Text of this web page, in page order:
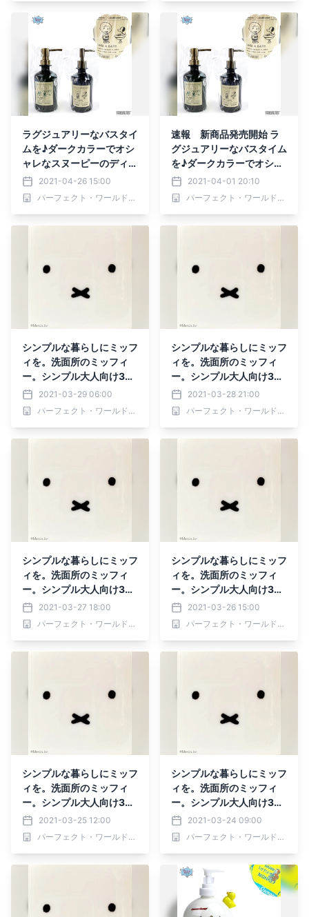
ラグジュアリーなバスタイ
ムを♪ダークカラーでオシ
ャレなスヌーピーのディス
ペンサー2021-04-26 15:00
パーフェクト・ワールド株式会社
速報 新商品発売開始 ラ
グジュアリーなバスタイム
を♪ダークカラーでオシャ
レなスヌーピーのディスペ
ンサー
2021-04-01 20:10
パーフェクト・ワールド株式会社
シンプルな暮らしにミッフ
ィを。洗面所のミッフィ
ー。シンプル大人向け3
選。2021-03-29 06:00
パーフェクト・ワールド株式会社
シンプルな暮らしにミッフ
ィを。洗面所のミッフィ
ー。シンプル大人向け3
選。2021-03-28 21:00
パーフェクト・ワールド株式会社
シンプルな暮らしにミッフ
ィを。洗面所のミッフィ
ー。シンプル大人向け3
選。2021-03-27 18:00
パーフェクト・ワールド株式会社
シンプルな暮らしにミッフ
ィを。洗面所のミッフィ
ー。シンプル大人向け3
選。2021-03-26 15:00
パーフェクト・ワールド株式会社
シンプルな暮らしにミッフ
ィを。洗面所のミッフィ
ー。シンプル大人向け3
選。2021-03-25 12:00
パーフェクト・ワールド株式会社
シンプルな暮らしにミッフ
ィを。洗面所のミッフィ
ー。シンプル大人向け3
選。2021-03-24 09:00
パーフェクト・ワールド株式会社